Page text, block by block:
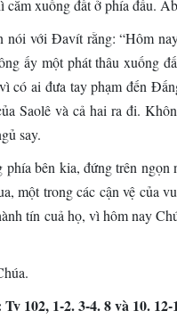
cắm xuống đất ở phía đầu.
nói với Ðavít rằng: “Hôm
ấy một phát thâu xuống
có ai đưa tay phạm đến
Saolê và cả hai ra đi.
say.
phía bên kia, đứng trên
một trong các cận vệ của
tín cuả họ, vì hôm nay
102, 1-2. 3-4. 8 và 10. 12-